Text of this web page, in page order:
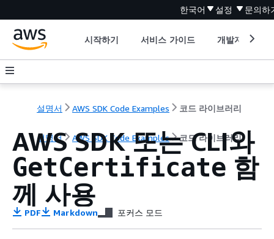
한국어 설정 문의하
시작하기 서비스 가이드 개발자 도구
설명서 AWS SDK Code Examples 코드 라이브러리
설명서 AWS SDK Code Examples 코드 라이브러리
AWS SDK 또는 CLI와
GetCertificate 함
께 사용
PDF Markdown 포커스 모드